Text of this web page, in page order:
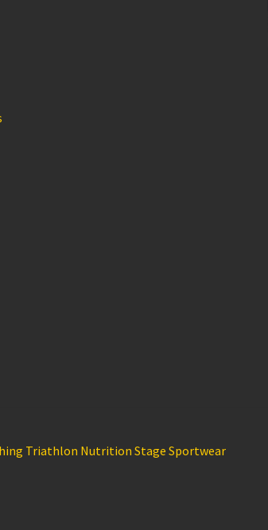
Triathlon Nutrition Stage Sportwear